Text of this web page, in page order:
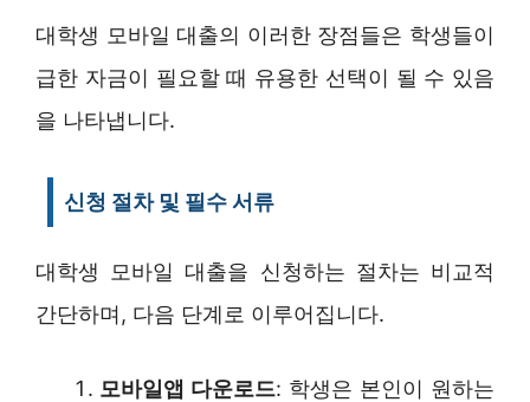
대학생 모바일 대출의 이러한 장점들은 학생들이
급한 자금이 필요할 때 유용한 선택이 될 수 있음
을 나타냅니다.
신청 절차 및 필수 서류
대학생 모바일 대출을 신청하는 절차는 비교적
간단하며, 다음 단계로 이루어집니다.
모바일앱 다운로드: 학생은 본인이 원하는